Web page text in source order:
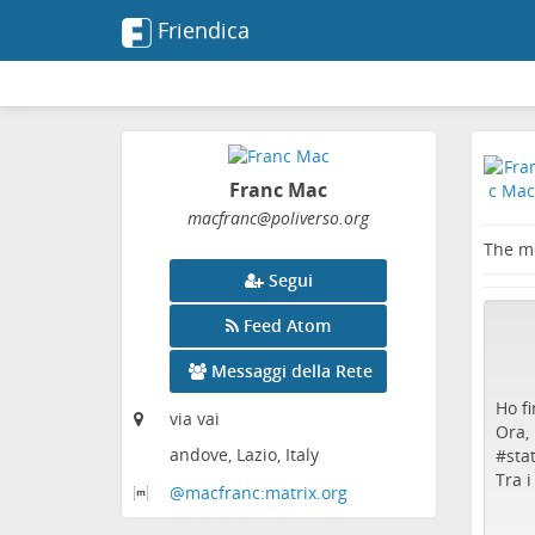
Friendica
Franc Mac
macfranc@poliverso.org
Segui
Feed Atom
Messaggi della Rete
via vai
andove, Lazio, Italy
@macfranc:matrix.org
The
Ho
#
Tra